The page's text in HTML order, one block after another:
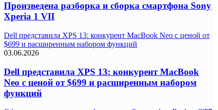
Произведена разборка и сборка смартфона Sony
Xperia 1 VII
Dell представила XPS 13: конкурент MacBook Neo с ценой от
$699 и расширенным набором функций
03.06.2026
Dell представила XPS 13: конкурент MacBook
Neo с ценой от $699 и расширенным набором
функций